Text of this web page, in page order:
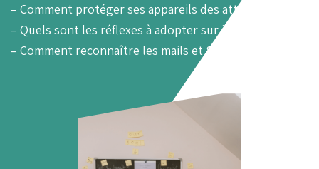
– Comment protéger ses appareils des attaques ?
– Quels sont les réflexes à adopter sur internet ?
– Comment reconnaître les mails et SMS malveillants ?